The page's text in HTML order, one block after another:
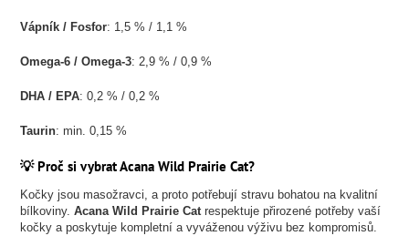
Vápník / Fosfor: 1,5 % / 1,1 %
Omega-6 / Omega-3: 2,9 % / 0,9 %
DHA / EPA: 0,2 % / 0,2 %
Taurin: min. 0,15 %
💡 Proč si vybrat Acana Wild Prairie Cat?
Kočky jsou masožravci, a proto potřebují stravu bohatou na kvalitní
bílkoviny.Acana Wild Prairie Catrespektuje přirozené potřeby vaší
kočky a poskytuje kompletní a vyváženou výživu bez kompromisů.